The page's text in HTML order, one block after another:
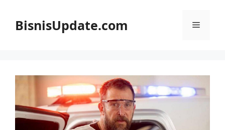
BisnisUpdate.com Menu